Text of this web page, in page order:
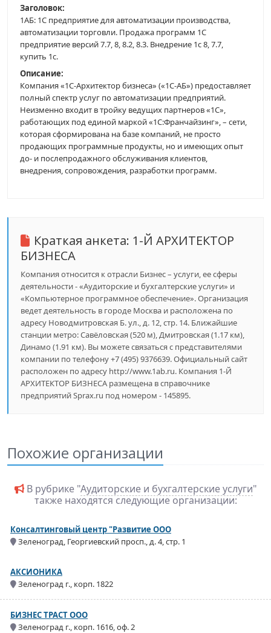
Заголовок:
1АБ: 1С предприятие для автоматизации производства,
автоматизации торговли. Продажа программ 1С
предприятие версий 7.7, 8, 8.2, 8.3. Внедрение 1с 8, 7.7,
купить 1с.
Описание:
Компания «1С-Архитектор бизнеса» («1С-АБ») предоставляет
полный спектр услуг по автоматизации предприятий.
Неизменно входит в тройку ведущих партнеров «1С»,
работающих под единой маркой «1С:Франчайзинг», – сети,
которая сформирована на базе компаний, не просто
продающих программные продукты, но и имеющих опыт
до- и послепродажного обслуживания клиентов,
внедрения, сопровождения, разработки программ.
Краткая анкета: 1-Й АРХИТЕКТОР
БИЗНЕСА
Компания относится к отрасли Бизнес – услуги, ее сферы
деятельности - «Аудиторские и бухгалтерские услуги» и
«Компьютерное программное обеспечение». Организация
ведет деятельность в городе Москва и расположена по
адресу Новодмитровская Б. ул., д. 12, стр. 14. Ближайшие
станции метро: Савёловская (520 м), Дмитровская (1.17 км),
Динамо (1.91 км). Вы можете связаться с представителями
компании по телефону +7 (495) 9376639. Официальный сайт
расположен по адресу http://www.1ab.ru. Компания 1-Й
АРХИТЕКТОР БИЗНЕСА размещена в справочнике
предприятий Sprax.ru под номером - 145895.
Похожие организации
В рубрике "Аудиторские и бухгалтерские услуги"
также находятся следующие организации:
Консалтинговый центр "Развитие ООО
Зеленоград, Георгиевский просп., д. 4, стр. 1
АКСИОНИКА
Зеленоград г., корп. 1822
БИЗНЕС ТРАСТ ООО
Зеленоград г., корп. 1616, оф. 2